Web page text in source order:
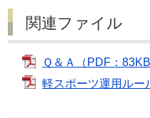
関連ファイル
Ｑ＆Ａ（PDF：83KB
軽スポーツ運用ルー